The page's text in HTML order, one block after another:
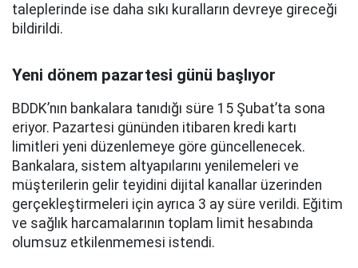
taleplerinde ise daha sıkı kuralların devreye gireceği
bildirildi.
Yeni dönem pazartesi günü başlıyor
BDDK’nın bankalara tanıdığı süre 15 Şubat’ta sona
eriyor. Pazartesi gününden itibaren kredi kartı
limitleri yeni düzenlemeye göre güncellenecek.
Bankalara, sistem altyapılarını yenilemeleri ve
müşterilerin gelir teyidini dijital kanallar üzerinden
gerçekleştirmeleri için ayrıca 3 ay süre verildi. Eğitim
ve sağlık harcamalarının toplam limit hesabında
olumsuz etkilenmemesi istendi.